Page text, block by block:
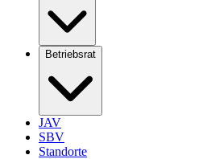
Betriebsrat
JAV
SBV
Standorte